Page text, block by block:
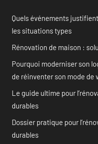
Quels événements
les situations types
Rénovation de maison :
Pourquoi moderniser son
de réinventer son mode de
Le guide ultime pour
durables
Dossier pratique pour
durables